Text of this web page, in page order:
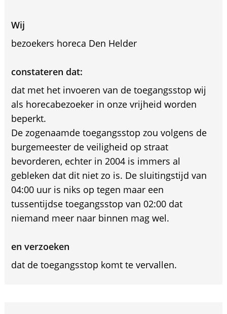
Wij
bezoekers horeca Den Helder
constateren dat:
dat met het invoeren van de toegangsstop wij
als horecabezoeker in onze vrijheid worden
beperkt.
De zogenaamde toegangsstop zou volgens de
burgemeester de veiligheid op straat
bevorderen, echter in 2004 is immers al
gebleken dat dit niet zo is. De sluitingstijd van
04:00 uur is niks op tegen maar een
tussentijdse toegangsstop van 02:00 dat
niemand meer naar binnen mag wel.
en verzoeken
dat de toegangsstop komt te vervallen.